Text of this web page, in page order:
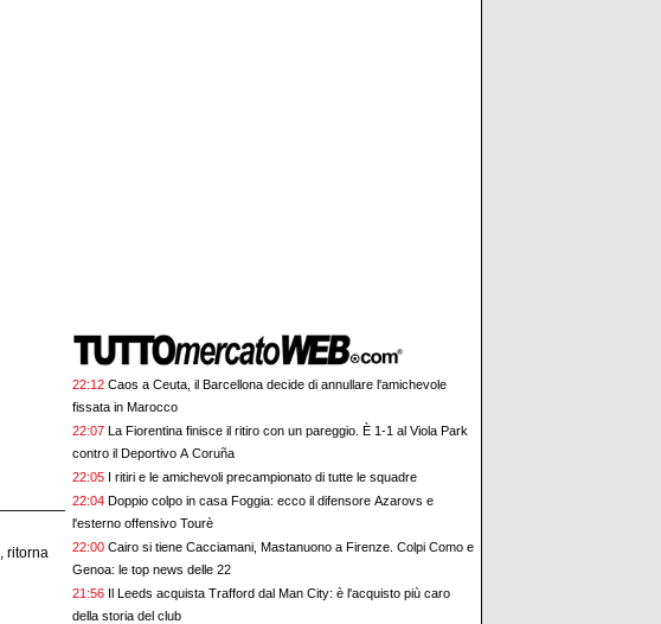
ritorna
22:12 Caos a Ceuta, il Barcellona decide di annullare l'amichevole
fissata in Marocco
22:07 La Fiorentina finisce il ritiro con un pareggio. È 1-1 al Viola Park
contro il Deportivo A Coruña
22:05 I ritiri e le amichevoli precampionato di tutte le squadre
22:04 Doppio colpo in casa Foggia: ecco il difensore Azarovs e
l'esterno offensivo Tourè
22:00 Cairo si tiene Cacciamani, Mastanuono a Firenze. Colpi Como e
Genoa: le top news delle 22
21:56 Il Leeds acquista Trafford dal Man City: è l'acquisto più caro
della storia del club